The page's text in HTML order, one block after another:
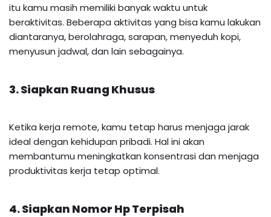
itu kamu masih memiliki banyak waktu untuk
beraktivitas. Beberapa aktivitas yang bisa kamu lakukan
diantaranya, berolahraga, sarapan, menyeduh kopi,
menyusun jadwal, dan lain sebagainya.
3. Siapkan Ruang Khusus
Ketika kerja remote, kamu tetap harus menjaga jarak
ideal dengan kehidupan pribadi. Hal ini akan
membantumu meningkatkan konsentrasi dan menjaga
produktivitas kerja tetap optimal.
4. Siapkan Nomor Hp Terpisah